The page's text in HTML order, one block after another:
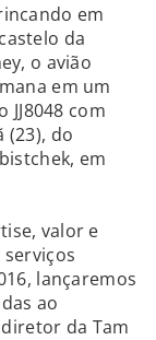
em
da
o avião
em um
com
(23), do
em
valor e
lançaremos
ao
da Tam